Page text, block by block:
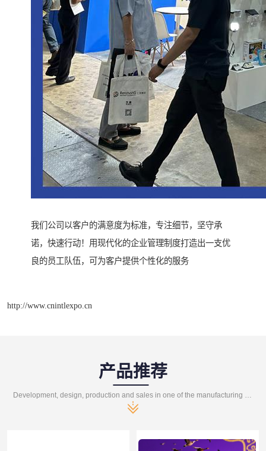
我们公司以客户的满意度为标准，专注细节，坚守承
诺，快速行动！用现代化的企业管理制度打造出一支优
良的员工队伍，可为客户提供个性化的服务
http://www.cnintlexpo.cn
产品推荐